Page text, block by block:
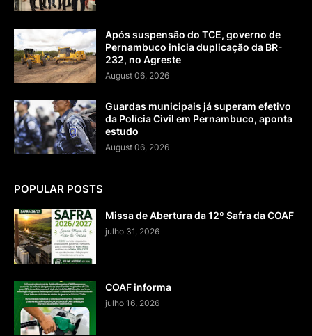
Após suspensão do TCE, governo de
Pernambuco inicia duplicação da BR-
232, no Agreste
August 06, 2026
Guardas municipais já superam efetivo
da Polícia Civil em Pernambuco, aponta
estudo
August 06, 2026
POPULAR POSTS
Missa de Abertura da 12º Safra da COAF
julho 31, 2026
COAF informa
julho 16, 2026